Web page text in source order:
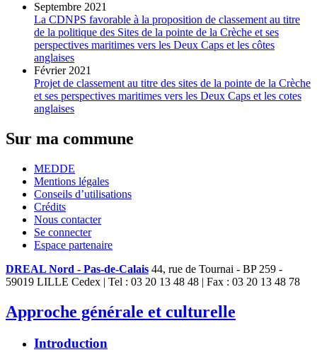
Septembre 2021
La CDNPS favorable à la proposition de classement au titre
de la politique des Sites de la pointe de la Crèche et ses
perspectives maritimes vers les Deux Caps et les côtes
anglaises
Février 2021
Projet de classement au titre des sites de la pointe de la Crèche
et ses perspectives maritimes vers les Deux Caps et les cotes
anglaises
Sur ma commune
MEDDE
Mentions légales
Conseils d’utilisations
Crédits
Nous contacter
Se connecter
Espace partenaire
DREAL Nord - Pas-de-Calais 44, rue de Tournai - BP 259 -
59019 LILLE Cedex | Tel : 03 20 13 48 48 | Fax : 03 20 13 48 78
Approche générale et culturelle
Introduction